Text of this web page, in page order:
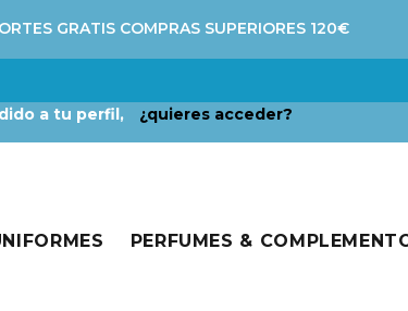
GRATIS COMPRAS SUPERIORES 120€
a tu perfil,
¿quieres acceder?
PERFUMES &